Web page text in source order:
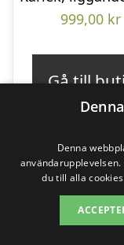
999,00 kr
Gå till
Denna
du till alla